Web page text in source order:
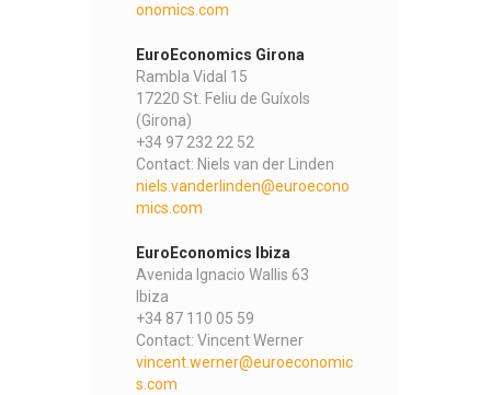
onomics.com
EuroEconomics Girona
Rambla Vidal 15
17220 St. Feliu de Guíxols
(Girona)
+34 97 232 22 52
Contact: Niels van der Linden
niels.vanderlinden@euroecono
mics.com
EuroEconomics Ibiza
Avenida Ignacio Wallis 63
Ibiza
+34 87 110 05 59
Contact: Vincent Werner
vincent.werner@euroeconomic
s.com